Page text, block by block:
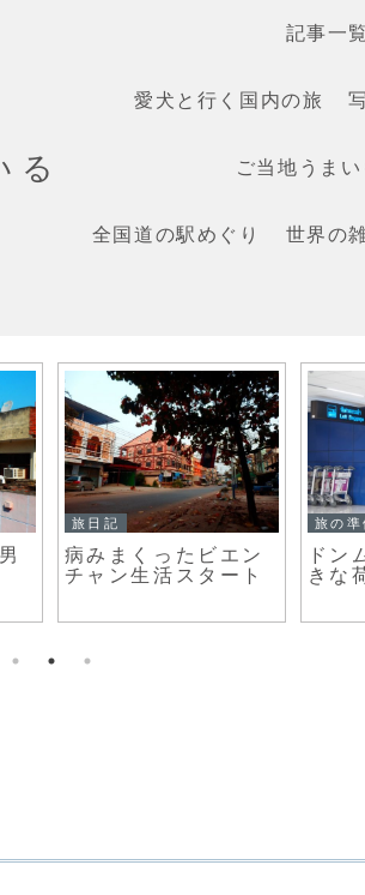
る
記事一覧
愛犬と行く国内の旅
ご当地うま
全国道の駅めぐり 世界の
旅日記
病みまくったビエン
チャン生活スタート
旅の準
ドン
きな